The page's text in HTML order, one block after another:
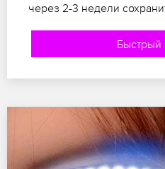
через 2-3 недели
Быстрый